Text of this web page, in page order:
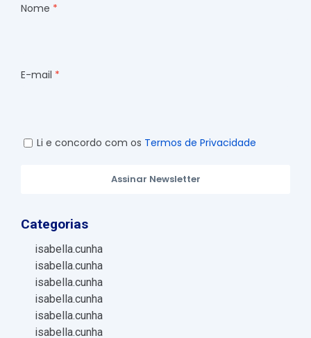
Nome
E-mail
Li e concordo com os Termos de Privacidade
Assinar Newsletter
Categorias
isabella.cunha
isabella.cunha
isabella.cunha
isabella.cunha
isabella.cunha
isabella.cunha